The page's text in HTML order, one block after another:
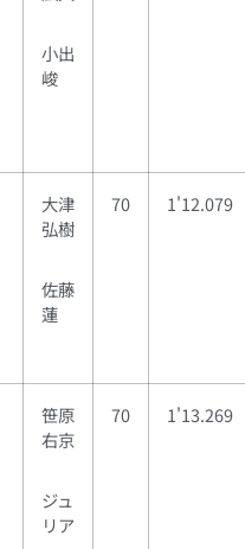
小出
峻
大津
弘樹
佐藤
蓮
70 1'12.079
笹原
右京
ジュ
リア
70 1'13.269